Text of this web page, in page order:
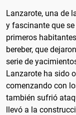
Lanzarote, una de
y fascinante que
primeros
bereber, que
serie de
Lanzarote ha sido
comenzando con
también sufrió
llevó a la